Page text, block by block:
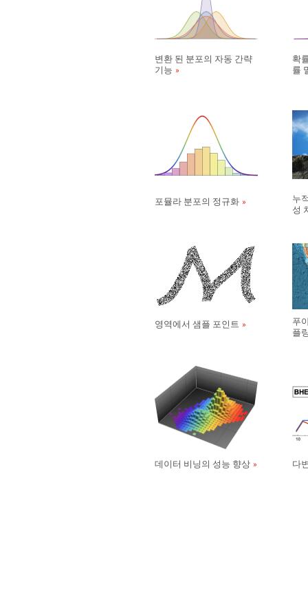
변환 된 분포의 자동 간략
기능
확
률
포뮬라 분포의 정규화
누
성
영역에서 샘플 포인트
푸
플
데이터 비닝의 성능 향상 다